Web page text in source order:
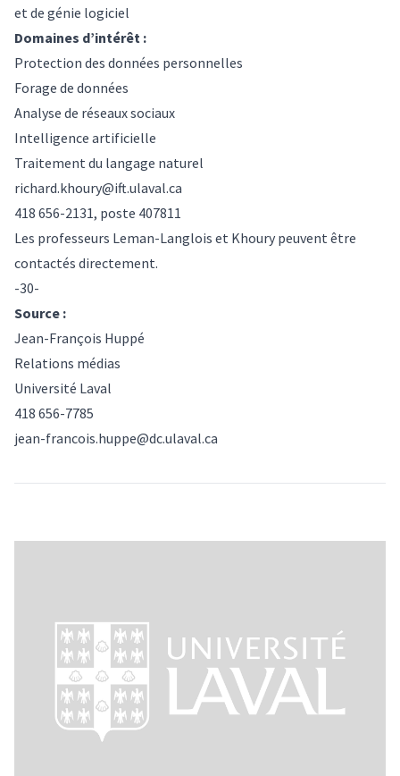
et de génie logiciel
Domaines d’intérêt :
Protection des données personnelles
Forage de données
Analyse de réseaux sociaux
Intelligence artificielle
Traitement du langage naturel
richard.khoury@ift.ulaval.ca
418 656-2131, poste 407811
Les professeurs Leman-Langlois et Khoury peuvent être
contactés directement.
-30-
Source :
Jean-François Huppé
Relations médias
Université Laval
418 656-7785
jean-francois.huppe@dc.ulaval.ca